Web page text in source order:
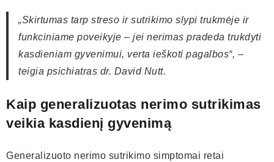
„Skirtumas tarp streso ir sutrikimo slypi trukmėje ir
funkciniame poveikyje – jei nerimas pradeda trukdyti
kasdieniam gyvenimui, verta ieškoti pagalbos“, –
teigia psichiatras dr. David Nutt.
Kaip generalizuotas nerimo sutrikimas
veikia kasdienį gyvenimą
Generalizuoto nerimo sutrikimo simptomai retai